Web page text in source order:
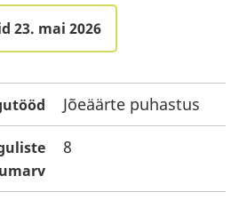
23. mai 2026
Jõeäärte puhastus
8